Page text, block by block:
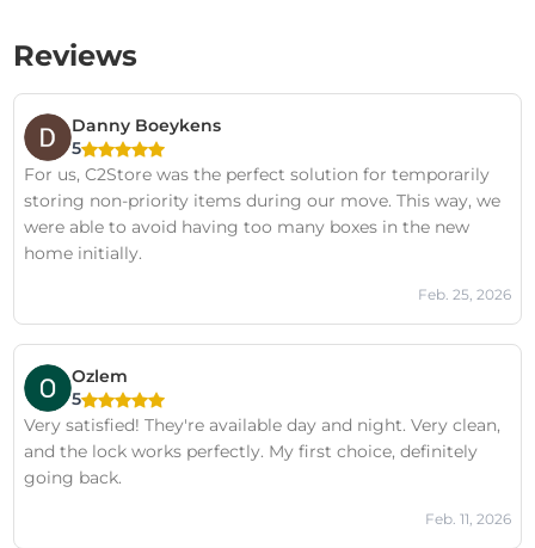
Reviews
Danny Boeykens
5
For us, C2Store was the perfect solution for temporarily
storing non-priority items during our move. This way, we
were able to avoid having too many boxes in the new
home initially.
Feb. 25, 2026
Ozlem
5
Very satisfied! They're available day and night. Very clean,
and the lock works perfectly. My first choice, definitely
going back.
Feb. 11, 2026